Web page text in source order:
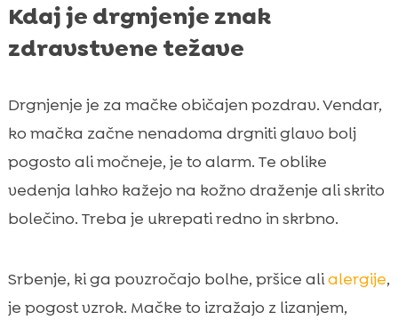
Kdaj je drgnjenje znak
zdravstvene težave
Drgnjenje je za mačke običajen pozdrav. Vendar,
ko mačka začne nenadoma drgniti glavo bolj
pogosto ali močneje, je to alarm. Te oblike
vedenja lahko kažejo na kožno draženje ali skrito
bolečino. Treba je ukrepati redno in skrbno.
Srbenje, ki ga povzročajo bolhe, pršice alialergije,
je pogost vzrok. Mačke to izražajo z lizanjem,